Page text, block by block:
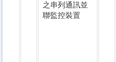
之串列通訊並
聯監控裝置